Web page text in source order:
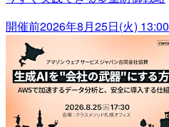
開催前2026年8月25日(火) 13:00